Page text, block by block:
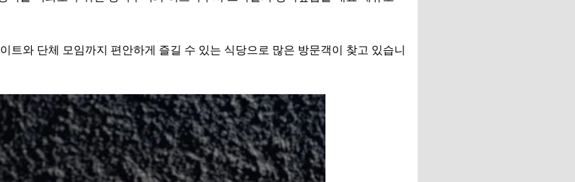
트와 단체 모임까지 편안하게 즐길 수 있는 식당으로 많은 방문객이 찾고 있습니